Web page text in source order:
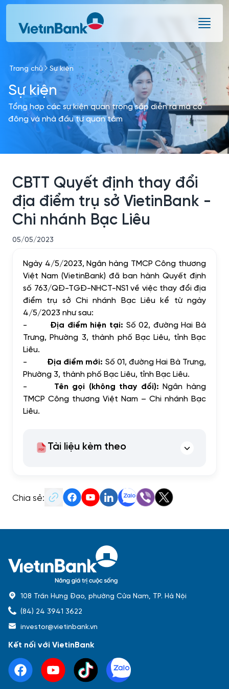
Skip to Main Content
Trang chủ Sự kiện
Sự kiện
Tổng hợp các sự kiện quan trọng sắp diễn ra mà cổ
đông và nhà đầu tư quan tâm
CBTT Quyết định thay đổi
địa điểm trụ sở VietinBank -
Chi nhánh Bạc Liêu
05/05/2023
Ngày 4/5/2023, Ngân hàng TMCP Công thương
Việt Nam (VietinBank) đã ban hành Quyết định
số 763/QĐ-TGĐ-NHCT-NS1 về việc thay đổi địa
điểm trụ sở Chi nhánh Bạc Liêu kể từ ngày
4/5/2023 như sau:
-
Địa điểm hiện tại: Số 02, đường Hai Bà
Trưng, Phường 3, thành phố Bạc Liêu, tỉnh Bạc
Liêu.
-
Địa điểm mới: Số 01, đường Hai Bà Trưng,
Phường 3, thành phố Bạc Liêu, tỉnh Bạc Liêu.
-
Tên gọi (không thay đổi):Ngân hàng
TMCP Công thương Việt Nam – Chi nhánh Bạc
Liêu.
Tài liệu kèm theo
Chia sẻ:
108 Trần Hưng Đạo, phường Cửa Nam, TP. Hà Nội
(84) 24 3941 3622
investor@vietinbank.vn
Kết nối với VietinBank